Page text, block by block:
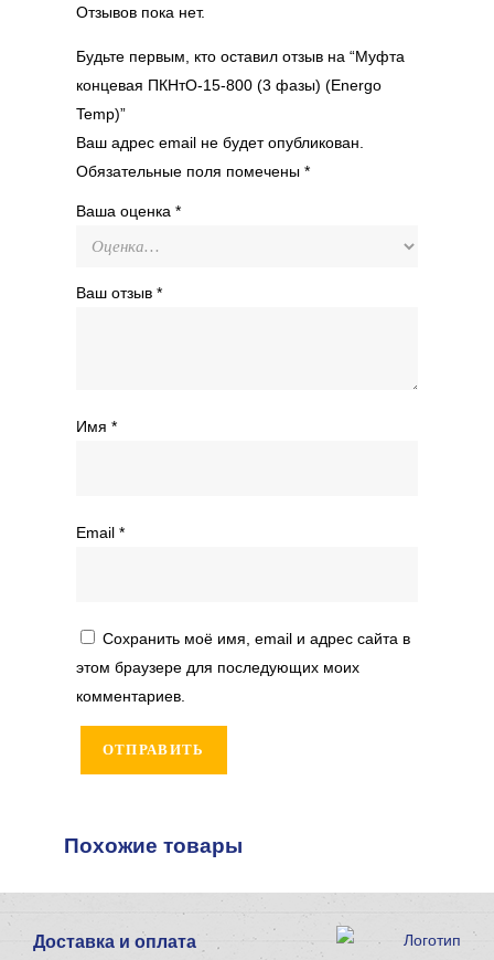
Отзывов пока нет.
Будьте первым, кто оставил отзыв на “Муфта
концевая ПКНтО-15-800 (3 фазы) (Energo
Temp)”
Ваш адрес email не будет опубликован.
Обязательные поля помечены *
Ваша оценка *
Ваш отзыв *
Имя *
Email *
Сохранить моё имя, email и адрес сайта в
этом браузере для последующих моих
комментариев.
Похожие товары
Доставка и оплата